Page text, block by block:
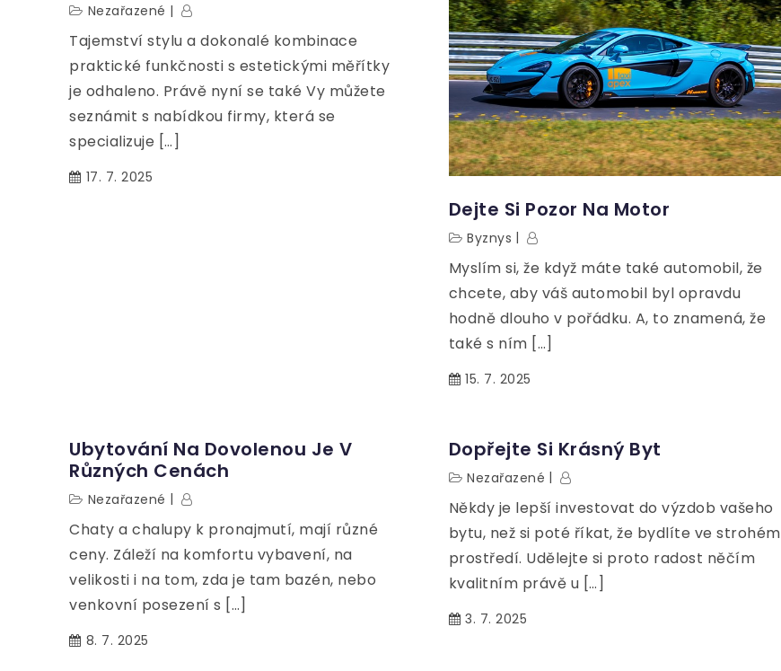
Nezařazené
Tajemství stylu a dokonalé kombinace
praktické funkčnosti s estetickými měřítky
je odhaleno. Právě nyní se také Vy můžete
seznámit s nabídkou firmy, která se
specializuje […]
17. 7. 2025
Dejte Si Pozor Na Motor
Byznys
Myslím si, že když máte také automobil, že
chcete, aby váš automobil byl opravdu
hodně dlouho v pořádku. A, to znamená, že
také s ním […]
15. 7. 2025
Ubytování Na Dovolenou Je V
Různých Cenách
Nezařazené
Chaty a chalupy k pronajmutí, mají různé
ceny. Záleží na komfortu vybavení, na
velikosti i na tom, zda je tam bazén, nebo
venkovní posezení s […]
8. 7. 2025
Dopřejte Si Krásný Byt
Nezařazené
Někdy je lepší investovat do výzdob vašeho
bytu, než si poté říkat, že bydlíte ve strohém
prostředí. Udělejte si proto radost něčím
kvalitním právě u […]
3. 7. 2025